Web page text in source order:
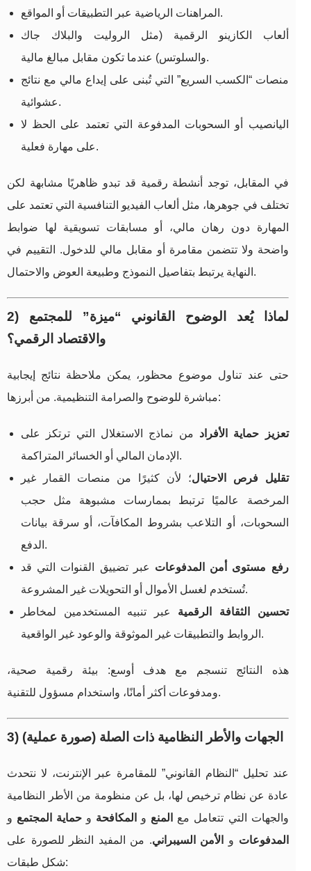
المراهنات الرياضية عبر التطبيقات أو المواقع.
ألعاب الكازينو الرقمية (مثل الروليت والبلاك جاك
والسلوتس) عندما تكون مقابل مبالغ مالية.
منصات “الكسب السريع” التي تُبنى على إيداع مالي مع نتائج
عشوائية.
اليانصيب أو السحوبات المدفوعة التي تعتمد على الحظ لا
على مهارة فعلية.
في المقابل، توجد أنشطة رقمية قد تبدو ظاهريًا مشابهة لكن
تختلف في جوهرها، مثل ألعاب الفيديو التنافسية التي تعتمد على
المهارة دون رهان مالي، أو مسابقات تسويقية لها ضوابط
واضحة ولا تتضمن مقامرة أو مقابل مالي للدخول. التقييم في
النهاية يرتبط بتفاصيل النموذج وطبيعة العوض والاحتمال.
2) لماذا يُعد الوضوح القانوني “ميزة” للمجتمع
والاقتصاد الرقمي؟
حتى عند تناول موضوع محظور، يمكن ملاحظة نتائج إيجابية
مباشرة للوضوح والصرامة التنظيمية. من أبرزها:
تعزيز حماية الأفراد من نماذج الاستغلال التي ترتكز على
الإدمان المالي أو الخسائر المتراكمة.
تقليل فرص الاحتيال؛ لأن كثيرًا من منصات القمار غير
المرخصة عالميًا ترتبط بممارسات مشبوهة مثل حجب
السحوبات، أو التلاعب بشروط المكافآت، أو سرقة بيانات
الدفع.
رفع مستوى أمن المدفوعات عبر تضييق القنوات التي قد
تُستخدم لغسل الأموال أو التحويلات غير المشروعة.
تحسين الثقافة الرقمية عبر تنبيه المستخدمين لمخاطر
الروابط والتطبيقات غير الموثوقة والوعود غير الواقعية.
هذه النتائج تنسجم مع هدف أوسع: بيئة رقمية صحية،
ومدفوعات أكثر أمانًا، واستخدام مسؤول للتقنية.
3) الجهات والأطر النظامية ذات الصلة (صورة عملية)
عند تحليل “النظام القانوني” للمقامرة عبر الإنترنت، لا نتحدث
عادة عن نظام ترخيص لها، بل عن منظومة من الأطر النظامية
والجهات التي تتعامل مع
المنع و المكافحة و حماية المجتمع و
المدفوعات و الأمن السيبراني. من المفيد النظر للصورة على
شكل طبقات: